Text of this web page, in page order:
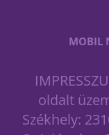
MOBIL
oldalt
Székhely: